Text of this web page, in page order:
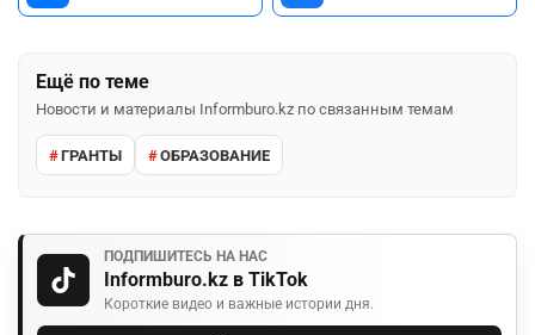
Ещё по теме
Новости и материалы Informburo.kz по связанным темам
ГРАНТЫ ОБРАЗОВАНИЕ
ПОДПИШИТЕСЬ НА НАС
Informburo.kz в TikTok
Короткие видео и важные истории дня.